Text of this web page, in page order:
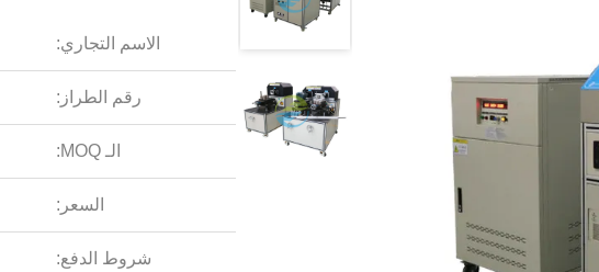
الاسم التجاري:
رقم الطراز:
الـ MOQ:
السعر:
شروط الدفع: